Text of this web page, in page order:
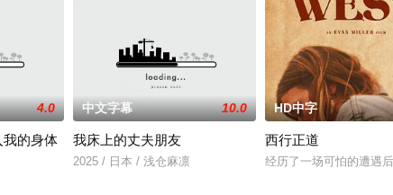
4.0
的身体
中文字幕 10.0
我床上的丈夫朋友
2025 / 日本 / 浅仓麻凛
HD中字
西行正道
经历了一场可怕的遭遇